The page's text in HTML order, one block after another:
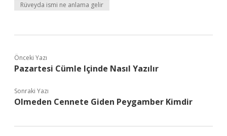
Rüveyda ismi ne anlama gelir
Önceki Yazı
Pazartesi Cümle Içinde Nasıl Yazılır
Sonraki Yazı
Olmeden Cennete Giden Peygamber Kimdir